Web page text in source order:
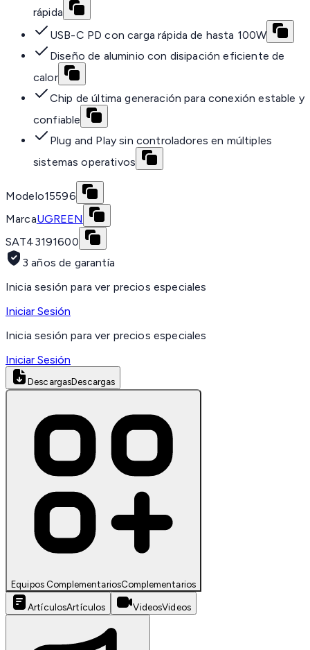
rápida
USB-C PD con carga rápida de hasta 100W
Diseño de aluminio con disipación eficiente de
calor
Chip de última generación para conexión estable y
confiable
Plug and Play sin controladores en múltiples
sistemas operativos
Modelo15596
MarcaUGREEN
SAT43191600
3 años de garantía
Inicia sesión para ver precios especiales
Iniciar Sesión
Inicia sesión para ver precios especiales
Iniciar Sesión
DescargasDescargas
Equipos ComplementariosComplementarios
ArtículosArtículos VideosVideos